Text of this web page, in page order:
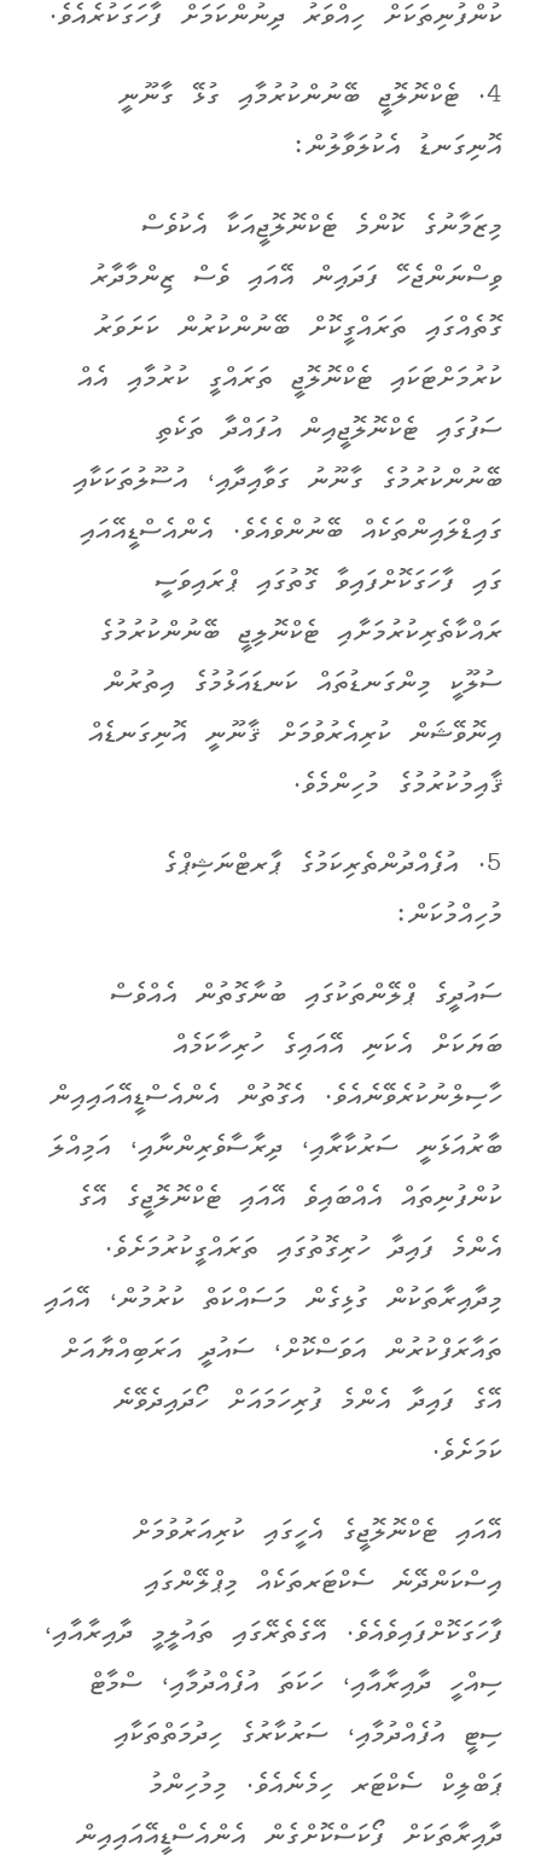
ކުންފުނިތަކަށް ހިއްވަރު ދިނުންކަމަށް ފާހަގަކުރެއެވެ.
4. ޓެކްނޮލޮޖީ ބޭނުންކުރުމާއި ގުޅޭ ގާނޫނީ
އޮނިގަނޑު އެކުލަވާލުން:
މިޒަމާނުގެ ކޮންމެ ޓެކްނޮލޮޖީއަކާ އެކުވެސް
ވިސްނަންޖެހޭ ފަދައިން އޭއައި ވެސް ޒިންމާދާރު
ގޮތެއްގައި ތަރައްގީކޮށް ބޭނުންކުރުން ކަށަވަރު
ކުރުމަށްޓަކައި ޓެކްނޮލޮޖީ ތަރައްގީ ކުރުމާއި އެއް
ސަފުގައި ޓެކްނޮލޮޖީއިން އުފައްދާ ތަކެތި
ބޭނުންކުރުމުގެ ގާނޫނު ގަވާއިދާއި، އުސޫލުތަކަކާއި
ގައިޑްލައިންތަކެއް ބޭނުންވެއެވެ. އެންއެސްޑީއޭއައި
ގައި ފާހަގަކޮށްފައިވާ ގޮތުގައި ޕްރައިވަސީ
ރައްކާތެރިކުރުމަށާއި ޓެކްނޮލިޖީ ބޭނުންކުރުމުގެ
ސުލޫކީ މިންގަނޑުތައް ކަނޑައަޅުމުގެ އިތުރުން
އިނޮވޭޝަން ކުރިއެރުވުމަށް ޤާނޫނީ އޮނިގަނޑެއް
ޤާއިމުކުރުމުގެ މުހިންމެވެ.
5. އުފެއްދުންތެރިކަމުގެ ޕާރޓްނަޝިޕްގެ
މުހިއްމުކަން:
ސައުދީގެ ޕްލޭންތަކުގައި ބުނާގޮތުން އެއްވެސް
ބަޔަކަށް އެކަނި އޭއައިގެ ހުރިހާކަމެއް
ހާސިލްނުކުރެވޭނެއެވެ. އެގޮތުން އެންއެސްޑީއޭއައިއިން
ބާރުއަޅަނީ ސަރުކާރާއި، ދިރާސާވެރިންނާއި، އަމިއްލަ
ކުންފުނިތައް އެއްބައިވެ އޭއައި ޓެކްނޮލޮޖީގެ އޭގެ
އެންމެ ފައިދާ ހުރިގޮތުގައި ތަރައްގީކުރުމަށެވެ.
މިދާއިރާތަކުން ގުޅިގެން މަސައްކަތް ކުރުމުން، އޭއައި
ތައާރަފްކުރުން އަވަސްކޮށް، ސައުދީ އަރަބިއްޔާއަށް
އޭގެ ފައިދާ އެންމެ ފުރިހަމައަށް ހޯދައިދެވޭނެ
ކަމަށެވެ.
އޭއައި ޓެކްނޮލޮޖީގެ އެހީގައި ކުރިއަރުވުމަށް
އިސްކަންދޭނެ ސެކްޓަރތަކެއް މިޕްލޭންގައި
ފާހަގަކޮށްފައިވެއެވެ. އޭގެތެރޭގައި ތައުލީމީ ދާއިރާއާއި،
ސިއްހީ ދާއިރާއާއި، ހަކަތަ އުފެއްދުމާއި، ސްމާޓް
ސިޓީ އުފެއްދުމާއި، ސަރުކާރުގެ ހިދުމަތްތަކާއި
ޕަބްލިކް ސެކްޓަރ ހިމެނެއެވެ. މިމުހިންމު
ދާއިރާތަކަށް ފޯކަސްކޮށްގެން އެންއެސްޑީއޭއައިއިން